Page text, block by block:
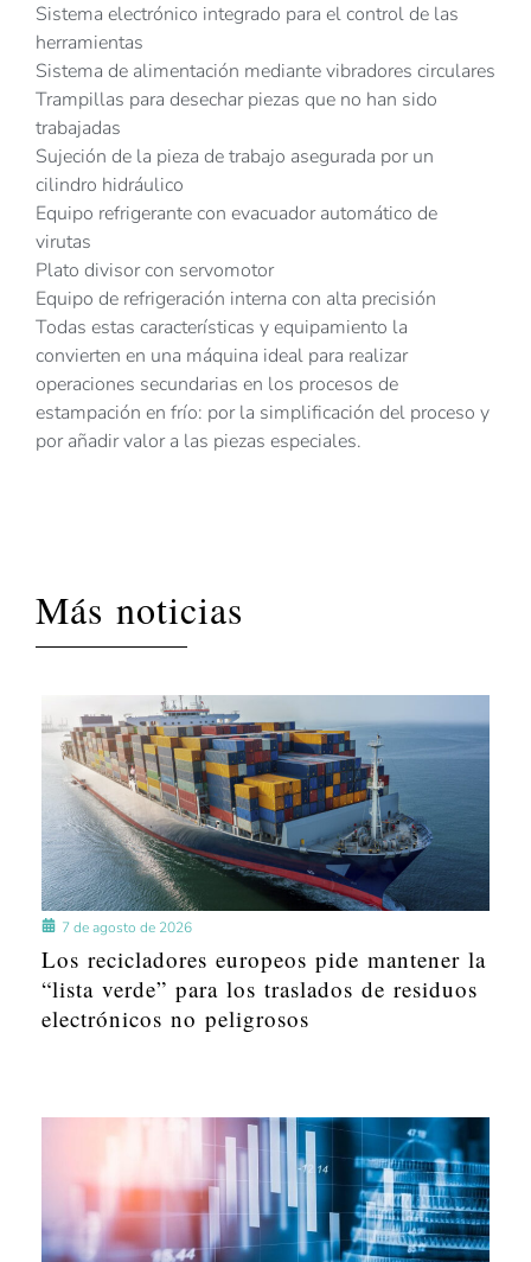
Sistema electrónico integrado para el control de las
herramientas
Sistema de alimentación mediante vibradores circulares
Trampillas para desechar piezas que no han sido
trabajadas
Sujeción de la pieza de trabajo asegurada por un
cilindro hidráulico
Equipo refrigerante con evacuador automático de
virutas
Plato divisor con servomotor
Equipo de refrigeración interna con alta precisión
Todas estas características y equipamiento la
convierten en una máquina ideal para realizar
operaciones secundarias en los procesos de
estampación en frío: por la simplificación del proceso y
por añadir valor a las piezas especiales.
Más noticias
7 de agosto de 2026
Los recicladores europeos pide mantener la
“lista verde” para los traslados de residuos
electrónicos no peligrosos